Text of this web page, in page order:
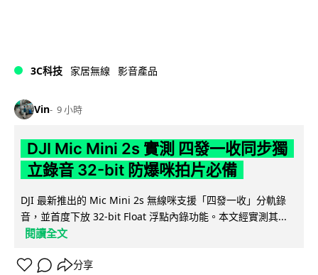
3C科技 家居無線 影音產品
Vin 9 小時
DJI Mic Mini 2s 實測 四發一收同步獨
立錄音 32-bit 防爆咪拍片必備
DJI 最新推出的 Mic Mini 2s 無線咪支援「四發一收」分軌錄
音，並首度下放 32-bit Float 浮點內錄功能。本文經實測其...
閱讀全文
分享